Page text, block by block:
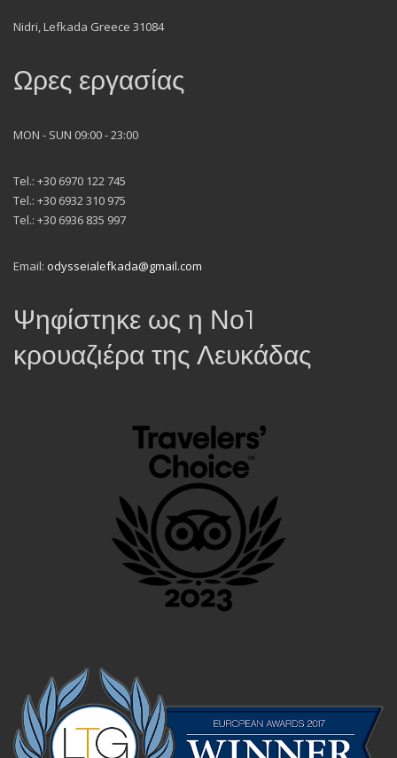
Nidri, Lefkada Greece 31084
Ωρες εργασίας
MON - SUN 09:00 - 23:00
Tel.: +30 6970 122 745
Tel.: +30 6932 310 975
Tel.: +30 6936 835 997
Email: odysseialefkada@gmail.com
Ψηφίστηκε ως η Νο1
κρουαζιέρα της Λευκάδας